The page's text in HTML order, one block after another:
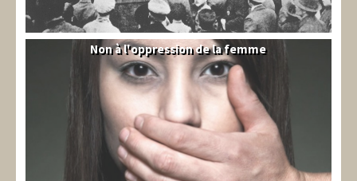
Syrie
Non à l'oppression de la femme